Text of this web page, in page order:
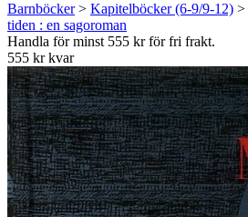
Barnböcker> Kapitelböcker (6-9/9-12) >
tiden : en sagoroman
Handla för minst 555 kr för fri frakt.
555 kr kvar